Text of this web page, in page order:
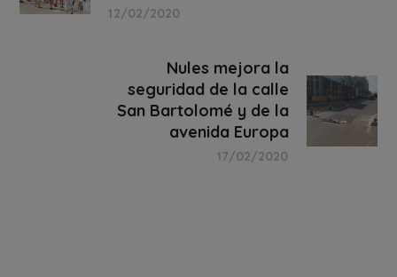
12/02/2020
Nules mejora la
seguridad de la calle
San Bartolomé y de la
avenida Europa
17/02/2020